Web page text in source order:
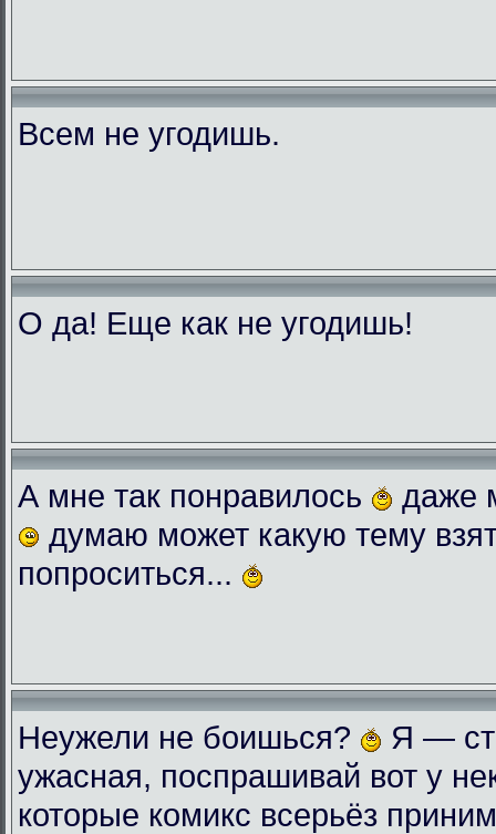
Всем не угодишь.
О да! Еще как не угодишь!
А мне так понравилось
даже
думаю может какую тему
попроситься...
Неужели не боишься?
Я —
ужасная, поспрашивай вот у
которые комикс всерьёз